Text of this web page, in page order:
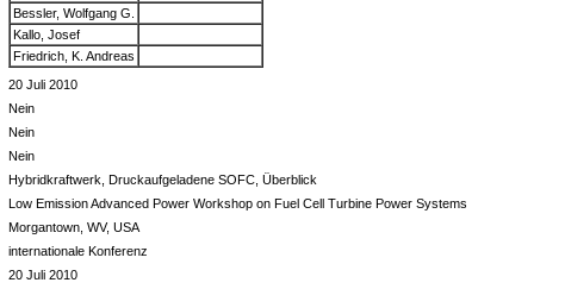
Bessler, Wolfgang G.
Kallo, Josef
Friedrich, K. Andreas
20 Juli 2010
Nein
Nein
Nein
Hybridkraftwerk, Druckaufgeladene SOFC, Überblick
Low Emission Advanced Power Workshop on Fuel Cell Turbine Power Systems
Morgantown, WV, USA
internationale Konferenz
20 Juli 2010